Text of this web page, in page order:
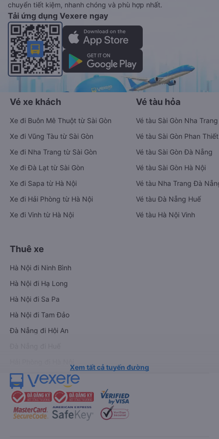
chuyển tiết kiệm, nhanh chóng và phù hợp nhất.
Tải ứng dụng Vexere ngay
Vé xe khách
Xe đi Buôn Mê Thuột từ Sài Gòn
Xe đi Vũng Tàu từ Sài Gòn
Xe đi Nha Trang từ Sài Gòn
Xe đi Đà Lạt từ Sài Gòn
Xe đi Sapa từ Hà Nội
Xe đi Hải Phòng từ Hà Nội
Xe đi Vinh từ Hà Nội
Vé tàu hỏa
Vé tàu Sài Gòn Nha Trang
Vé tàu Sài Gòn Phan Thiết
Vé tàu Sài Gòn Đà Nẵng
Vé tàu Sài Gòn Hà Nội
Vé tàu Nha Trang Đà
Vé tàu Đà Nẵng Huế
Vé tàu Hà Nội Vinh
Thuê xe
Hà Nội đi Ninh Bình
Hà Nội đi Hạ Long
Hà Nội đi Sa Pa
Hà Nội đi Tam Đảo
Đà Nẵng đi Hội An
Xem tất cả tuyến đường